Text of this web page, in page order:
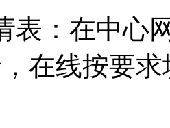
表：在中心
在线按要